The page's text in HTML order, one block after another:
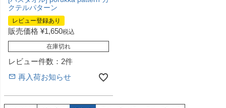
クテルパターン
レビュー登録あり
販売価格 ¥1,650税込
在庫切れ
レビュー件数：2件
再入荷お知らせ